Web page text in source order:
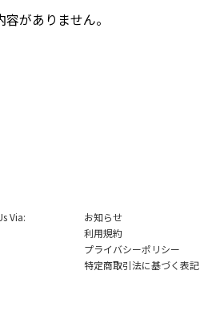
がありません。
Via:
お知らせ
利用規約
プライバシーポリシー
特定商取引法に基づく表記